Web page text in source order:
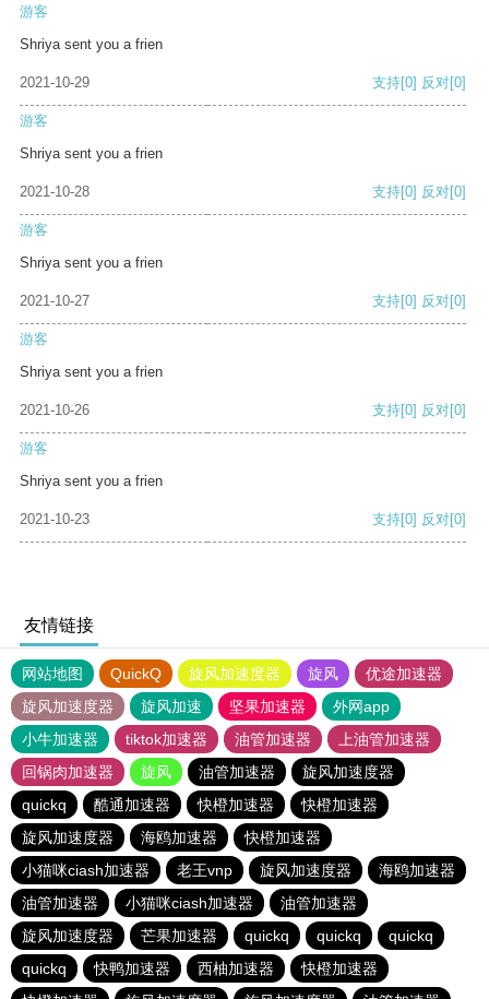
游客
Shriya sent you a frien
2021-10-29 支持[0] 反对[0]
游客
Shriya sent you a frien
2021-10-28 支持[0] 反对[0]
游客
Shriya sent you a frien
2021-10-27 支持[0] 反对[0]
游客
Shriya sent you a frien
2021-10-26 支持[0] 反对[0]
游客
Shriya sent you a frien
2021-10-23 支持[0] 反对[0]
友情链接
网站地图 QuickQ 旋风加速度器 旋风
优途加速器
旋风加速度器
旋风加速 坚果加速器
外网app
小牛加速器
tiktok加速器 油管加速器
上油管加速器
回锅肉加速器
旋风 油管加速器
旋风加速度器
quickq
酷通加速器 快橙加速器
快橙加速器
旋风加速度器
海鸥加速器
快橙加速器
小猫咪ciash加速器
老王vnp 旋风加速度器
海鸥加速器
油管加速器
小猫咪ciash加速器
油管加速器
旋风加速度器
芒果加速器 quickq quickq
quickq
quickq
快鸭加速器 西柚加速器
快橙加速器